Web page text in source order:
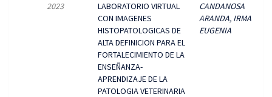
2023
LABORATORIO VIRTUAL
CON IMAGENES
HISTOPATOLOGICAS DE
ALTA DEFINICION PARA EL
FORTALECIMIENTO DE LA
ENSEÑANZA-
APRENDIZAJE DE LA
PATOLOGIA VETERINARIA
CANDANOSA
ARANDA, IRMA
EUGENIA